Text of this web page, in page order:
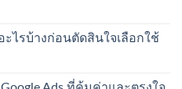
ะไรบ้างก่อนตัดสินใจเลือกใช้